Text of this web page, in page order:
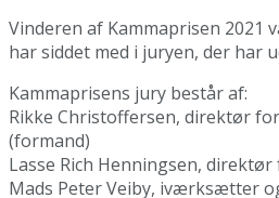
Vinderen af Kammaprisen 2021
har siddet med i juryen, der har
Kammaprisens jury består af:
Rikke Christoffersen, direktør
(formand)
Lasse Rich Henningsen,
Mads Peter Veiby, iværksætter